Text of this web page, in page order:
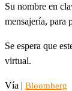
Su nombre en
mensajería, para
Se espera que
virtual.
Vía | Bloomberg